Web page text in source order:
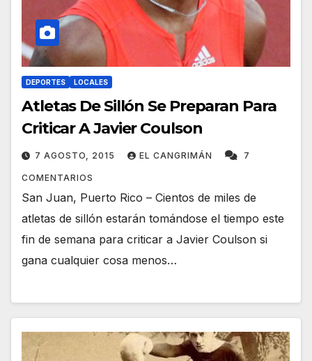
DEPORTES LOCALES
Atletas De Sillón Se Preparan Para
Criticar A Javier Coulson
7 AGOSTO, 2015 EL CANGRIMÁN 7
COMENTARIOS
San Juan, Puerto Rico – Cientos de miles de
atletas de sillón estarán tomándose el tiempo este
fin de semana para criticar a Javier Coulson si
gana cualquier cosa menos…